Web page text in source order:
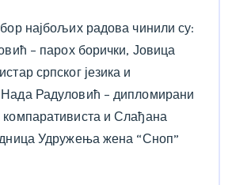
најбољих радова чинили су:
– парох борички, Јовица
српског језика и
Радуловић – дипломирани
компаративиста и Слађана
Удружења жена “Сноп”